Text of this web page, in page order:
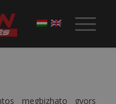
megbizhato gyors